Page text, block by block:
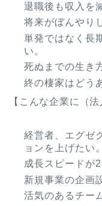
退職後も収入を
将来がぼんやり
単発ではなく長
い。
死ぬまでの生き
終の棲家はどう
【こんな企業に（法
経営者、エグゼ
ョンを上げたい。
成長スピードが
新規事業の企画
活気のあるチー